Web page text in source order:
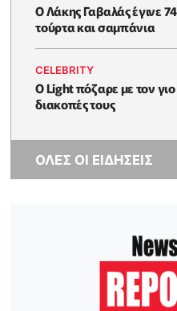
Ο Λάκης Γαβαλάς έγινε
τούρτα και σαμπάνια
CELEBRITY
Ο Light πόζαρε με τον γιο
διακοπές τους
ΟΛΕΣ ΟΙ ΕΙΔΗΣΕΙΣ